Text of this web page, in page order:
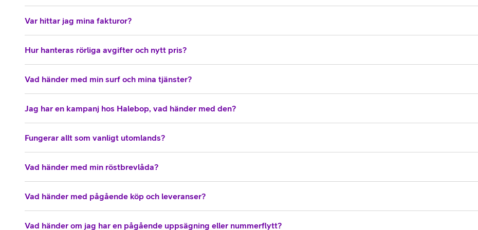
Var hittar jag mina fakturor?
Hur hanteras rörliga avgifter och nytt pris?
Vad händer med min surf och mina tjänster?
Jag har en kampanj hos Halebop, vad händer med den?
Fungerar allt som vanligt utomlands?
Vad händer med min röstbrevlåda?
Vad händer med pågående köp och leveranser?
Vad händer om jag har en pågående uppsägning eller nummerflytt?